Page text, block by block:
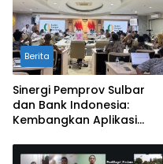
Berita
Sinergi Pemprov Sulbar
dan Bank Indonesia:
Kembangkan Aplikasi
Harga Pangan